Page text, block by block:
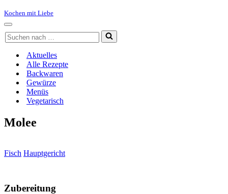
Kochen mit Liebe
Navigationsmenü
Suchen
nach …
Aktuelles
Alle Rezepte
Backwaren
Gewürze
Menüs
Vegetarisch
Molee
Fisch Hauptgericht
Zubereitung